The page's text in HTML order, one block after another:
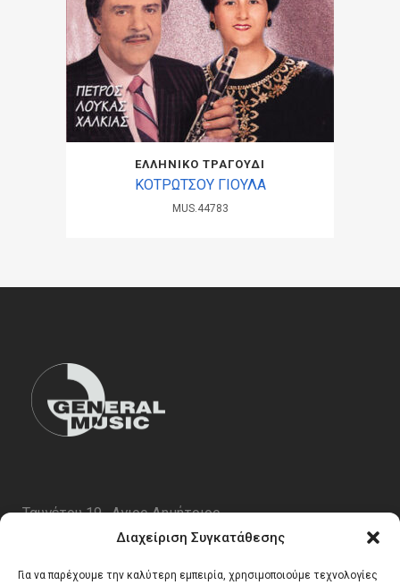
Διαχείριση Συγκατάθεσης
Για να παρέχουμε την καλύτερη εμπειρία, χρησιμοποιούμε τεχνολογίες
ΕΛΛΗΝΙΚΟ ΤΡΑΓΟΥΔΙ
ΚΟΤΡΩΤΣΟΥ ΓΙΟΥΛΑ
MUS.44783
Ταυγέτου 19 , Αγιος Δημήτριος